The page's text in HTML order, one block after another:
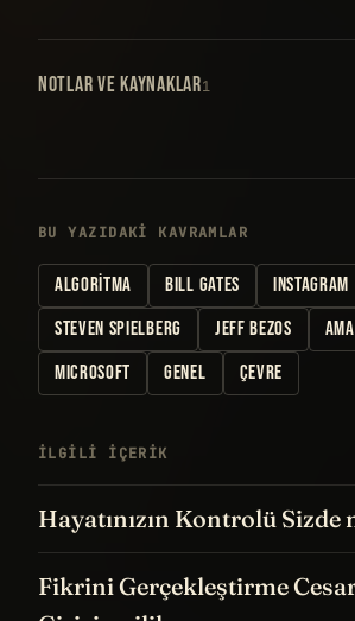
NOTLAR VE KAYNAKLAR1
BU YAZIDAKI KAVRAMLAR
ALGORITMA BILL GATES INSTAGRAM
STEVEN SPIELBERG
JEFF BEZOS
MICROSOFT
GENEL ÇEVRE
İLGILI IÇERIK
Hayatınızın Kontrolü Sizde
Fikrini Gerçekleştirme